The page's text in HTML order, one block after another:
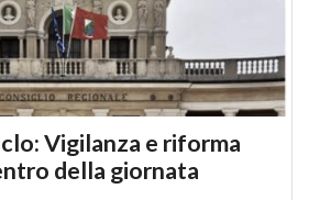
Vigilanza e riforma
della giornata